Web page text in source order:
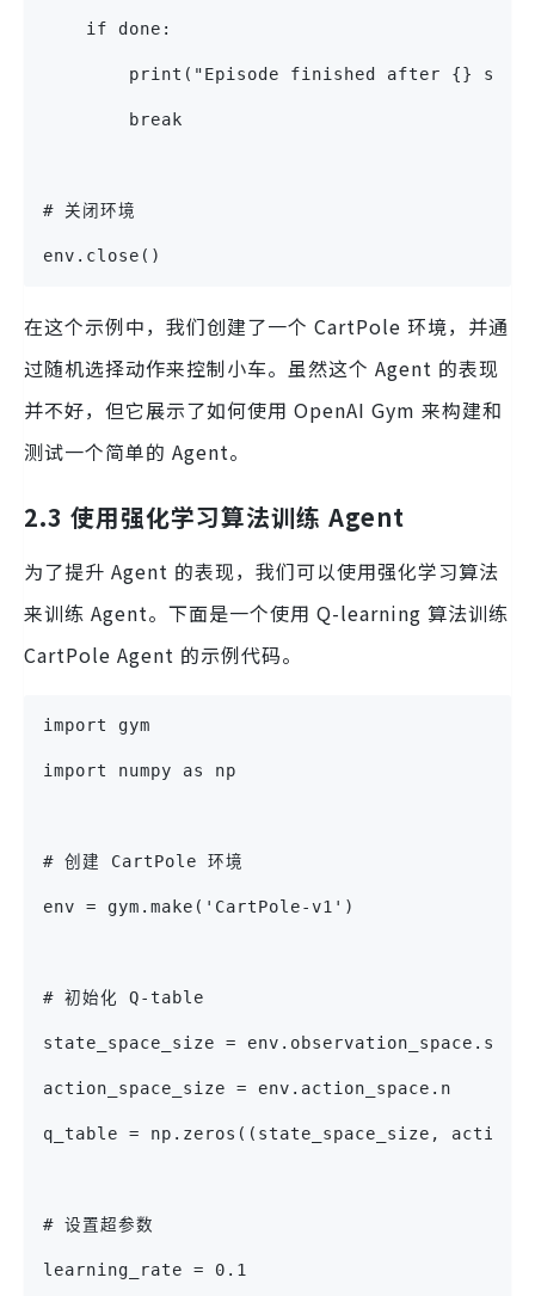
    if done:
print("Episode finished after {}
        break
# 关闭环境
env.close()
在这个示例中，我们创建了一个 CartPole 环境，并通
过随机选择动作来控制小车。虽然这个 Agent 的表现
并不好，但它展示了如何使用 OpenAI Gym 来构建和
测试一个简单的 Agent。
2.3 使用强化学习算法训练 Agent
为了提升 Agent 的表现，我们可以使用强化学习算法
来训练 Agent。下面是一个使用 Q-learning 算法训练
CartPole Agent 的示例代码。
import gym
import numpy as np
# 创建 CartPole 环境
env = gym.make('CartPole-v1')
# 初始化 Q-table
state_space_size =
action_space_size = env.action_space.n
q_table = np.zeros((state_space_size,
# 设置超参数
learning_rate = 0.1